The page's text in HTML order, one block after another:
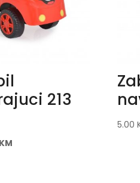
213
KM
5.00